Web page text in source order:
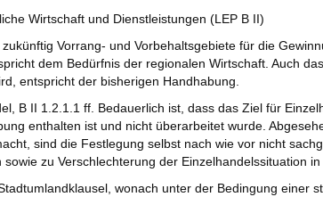
Wirtschaft und Dienstleistungen (LEP B II)
zukünftig Vorrang- und Vorbehaltsgebiete für die
dem Bedürfnis der regionalen Wirtschaft. Auch
entspricht der bisherigen Handhabung.
B II 1.2.1.1 ff. Bedauerlich ist, dass das Ziel für
enthalten ist und nicht überarbeitet wurde.
sind die Festlegung selbst nach wie vor nicht
sowie zu Verschlechterung der Einzelhandelssituation
wonach unter der Bedingung einer